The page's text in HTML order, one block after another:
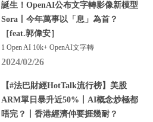
誕生！OpenAI公布文字轉影像新模型
Sora丨今年萬事以「息」為首？
［feat.郭偉安］
1 Open AI 10k+ OpenAI文字轉
2024/02/26
【#法巴財經HotTalk流行榜】美股
ARM單日暴升近50%丨AI概念炒極都
唔完？丨香港經濟仲要捱幾耐？